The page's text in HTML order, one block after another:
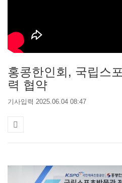
홍콩한인회, 국립스
력 협약
기사입력 2025.06.04 08:47